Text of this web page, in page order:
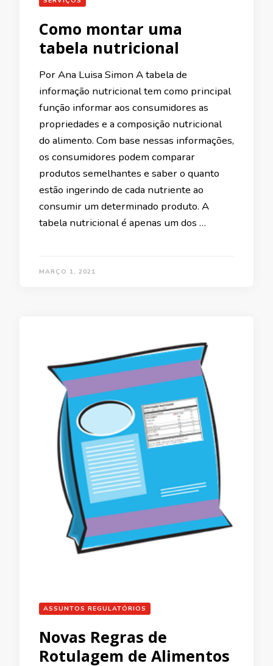
Como montar uma
tabela nutricional
Por Ana Luisa Simon A tabela de
informação nutricional tem como principal
função informar aos consumidores as
propriedades e a composição nutricional
do alimento. Com base nessas informações,
os consumidores podem comparar
produtos semelhantes e saber o quanto
estão ingerindo de cada nutriente ao
consumir um determinado produto. A
tabela nutricional é apenas um dos …
MARÇO 1, 2021
ASSUNTOS REGULATÓRIOS
Novas Regras de
Rotulagem de Alimentos